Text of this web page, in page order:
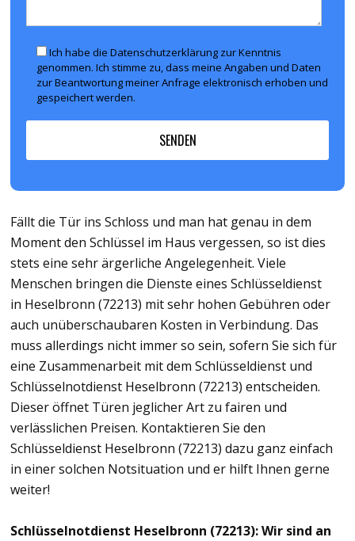
Ich habe die Datenschutzerklärung zur Kenntnis
genommen. Ich stimme zu, dass meine Angaben und Daten
zur Beantwortung meiner Anfrage elektronisch erhoben und
gespeichert werden.
Fällt die Tür ins Schloss und man hat genau in dem
Moment den Schlüssel im Haus vergessen, so ist dies
stets eine sehr ärgerliche Angelegenheit. Viele
Menschen bringen die Dienste eines Schlüsseldienst
in Heselbronn (72213) mit sehr hohen Gebühren oder
auch unüberschaubaren Kosten in Verbindung. Das
muss allerdings nicht immer so sein, sofern Sie sich für
eine Zusammenarbeit mit dem Schlüsseldienst und
Schlüsselnotdienst Heselbronn (72213) entscheiden.
Dieser öffnet Türen jeglicher Art zu fairen und
verlässlichen Preisen. Kontaktieren Sie den
Schlüsseldienst Heselbronn (72213) dazu ganz einfach
in einer solchen Notsituation und er hilft Ihnen gerne
weiter!
Schlüsselnotdienst Heselbronn (72213): Wir sind an